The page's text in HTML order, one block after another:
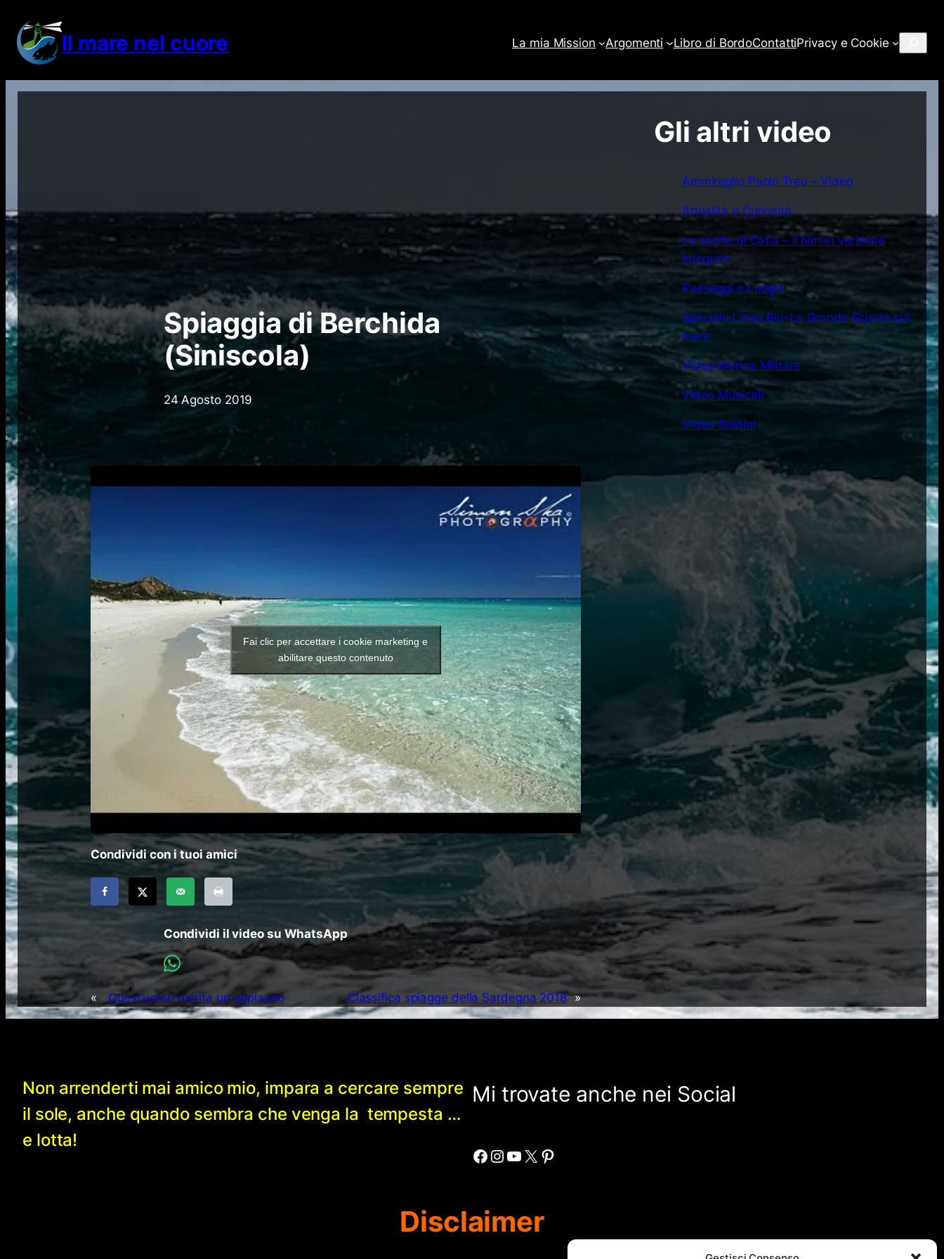
contenuto Il mare nel cuore La mia Mission Argomenti Libro di BordoContattiPrivacy e Cookie
Spiaggia di Berchida
(Siniscola)
24 Agosto 2019
Fai clic per accettare i cookie marketing e
abilitare questo contenuto
Condividi con i tuoi amici
Condividi il video su WhatsApp
« Quest’uomo merita un applauso Classifica spiagge della Sardegna 2018 »
Gli altri video
Ammiraglio Paolo Treu – Video
Attualità e Curiosità
La scelta di Catia – Il film in versione
integrale
Paesaggi e Luoghi
Speciale Linea Blu-La Grande Guerra sul
mare
Video Marina Militare
Video Musicali
Video Soldini
Non arrenderti mai amico mio, impara a cercare sempre
il sole, anche quando sembra che venga la tempesta …
e lotta!
Mi trovate anche nei Social
Facebook Instagram YouTube X Pinterest
Disclaimer